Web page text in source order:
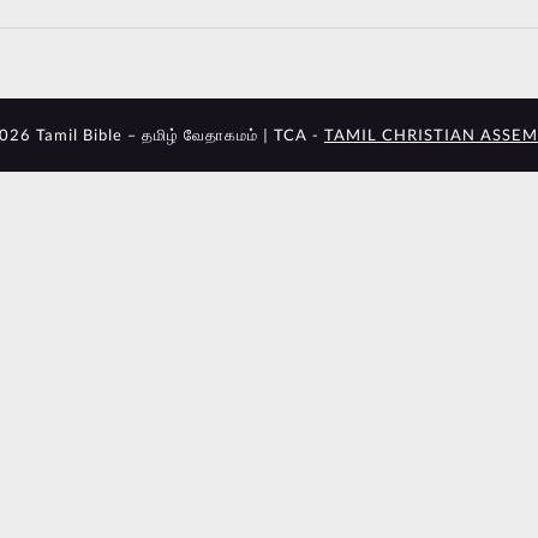
Tamil Bible – தமிழ் வேதாகமம் | TCA - TAMIL CHRISTIAN